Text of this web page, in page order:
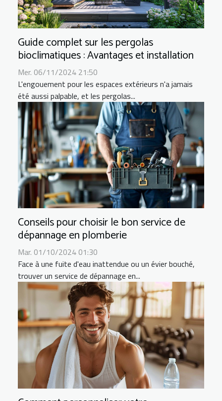
Guide complet sur les pergolas
bioclimatiques : Avantages et installation
Mer. 06/11/2024 21:50
L'engouement pour les espaces extérieurs n'a jamais
été aussi palpable, et les pergolas...
Conseils pour choisir le bon service de
dépannage en plomberie
Mar. 01/10/2024 01:30
Face à une fuite d'eau inattendue ou un évier bouché,
trouver un service de dépannage en...